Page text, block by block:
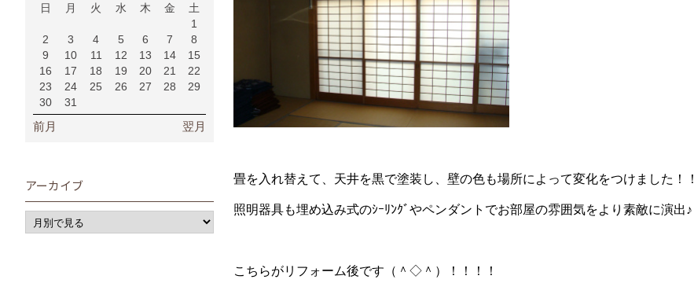
畳を入れ替えて、天井を黒で塗装し、壁の色も場所によって変化をつけました！！
照明器具も埋め込み式のｼｰﾘﾝｸﾞやペンダントでお部屋の雰囲気をより素敵に演出♪
こちらがリフォーム後です（＾◇＾）！！！！
日 月 火 水 木 金
土
1
2
3 4 5 6 7
8
9
10 11 12 13 14
15
16
17 18 19 20 21
22
23
24 25 26 27 28
29
30
31
前月 翌月
アーカイブ